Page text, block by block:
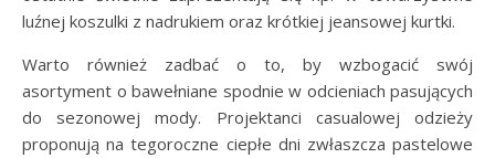
luźnej koszulki z nadrukiem oraz krótkiej jeansowej kurtki.
Warto również zadbać o to, by wzbogacić swój
asortyment o bawełniane spodnie w odcieniach pasujących
do sezonowej mody. Projektanci casualowej odzieży
proponują na tegoroczne ciepłe dni zwłaszcza pastelowe